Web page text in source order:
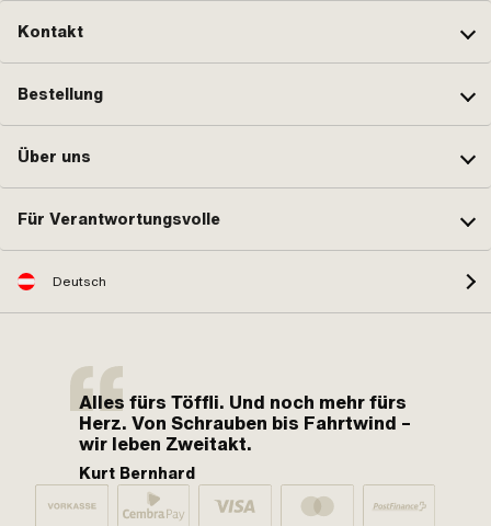
Kontakt
Bestellung
Über uns
Für Verantwortungsvolle
Deutsch
Alles fürs Töffli. Und noch mehr fürs
Herz. Von Schrauben bis Fahrtwind –
wir leben Zweitakt.
Kurt Bernhard